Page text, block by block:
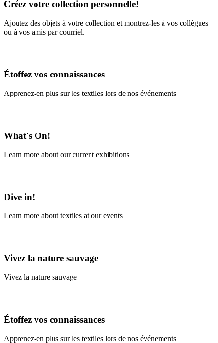
Créez votre collection personnelle!
Ajoutez des objets à votre collection et montrez-les à vos collègues
ou à vos amis par courriel.
Étoffez vos connaissances
Apprenez-en plus sur les textiles lors de nos événements
What's On!
Learn more about our current exhibitions
Dive in!
Learn more about textiles at our events
Vivez la nature sauvage
Vivez la nature sauvage
Étoffez vos connaissances
Apprenez-en plus sur les textiles lors de nos événements